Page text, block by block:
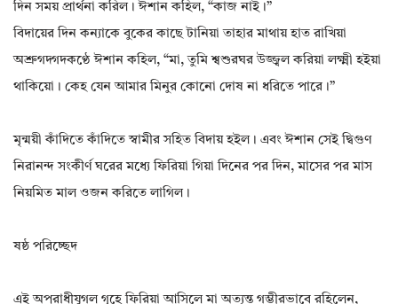
দিন সময় প্রার্থনা করিল। ঈশান কহিল, “কাজ নাই।”
বিদায়ের দিন কন্যাকে বুকের কাছে টানিয়া তাহার মাথায় হাত রাখিয়া
অশ্রুগদ্গদকণ্ঠে ঈশান কহিল, “মা, তুমি শ্বশুরঘর উজ্জ্বল করিয়া লক্ষ্মী হইয়া
থাকিয়ো। কেহ যেন আমার মিনুর কোনো দোষ না ধরিতে পারে।”
মৃন্ময়ী কাঁদিতে কাঁদিতে স্বামীর সহিত বিদায় হইল। এবং ঈশান সেই দ্বিগুণ
নিরানন্দ সংকীর্ণ ঘরের মধ্যে ফিরিয়া গিয়া দিনের পর দিন, মাসের পর মাস
নিয়মিত মাল ওজন করিতে লাগিল।
ষষ্ঠ পরিচ্ছেদ
এই অপরাধীযুগল গৃহে ফিরিয়া আসিলে মা অত্যন্ত গম্ভীরভাবে রহিলেন,